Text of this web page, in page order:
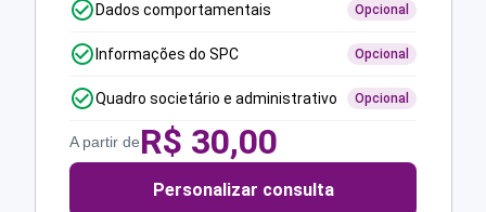
Dados comportamentais Opcional
Informações do SPC Opcional
Quadro societário e administrativo Opcional
A partir deR$ 30,00
Personalizar consulta